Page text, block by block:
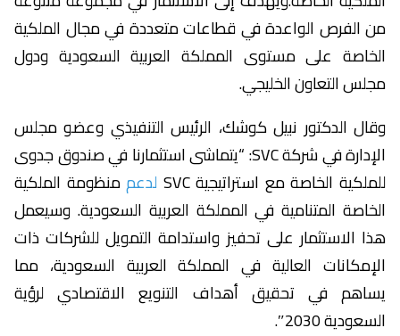
من الفرص الواعدة في قطاعات متعددة في مجال الملكية
الخاصة على مستوى المملكة العربية السعودية ودول
مجلس التعاون الخليجي.
وقال الدكتور نبيل كوشك، الرئيس التنفيذي وعضو مجلس
الإدارة في شركة SVC: “يتماشى استثمارنا في صندوق جدوى
للملكية الخاصة مع استراتيجية SVC
لدعممنظومة الملكية
الخاصة المتنامية في المملكة العربية السعودية. وسيعمل
هذا الاستثمار على تحفيز واستدامة التمويل للشركات ذات
الإمكانات العالية في المملكة العربية السعودية، مما
يساهم في تحقيق أهداف التنويع الاقتصادي لرؤية
السعودية 2030″.